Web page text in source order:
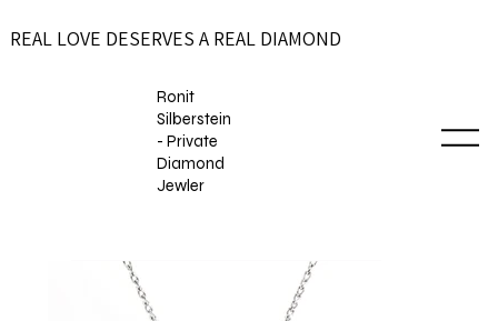
REAL LOVE DESERVES A REAL DIAMOND
Ronit
Silberstein
- Private
Diamond
Jewler